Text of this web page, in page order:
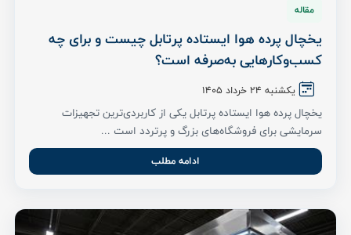
مقاله
یخچال پرده هوا ایستاده پرتابل چیست و برای چه
کسب‌وکارهایی به‌صرفه است؟
یکشنبه ۲۴ خرداد ۱۴۰۵
یخچال پرده هوا ایستاده پرتابل یکی از کاربردی‌ترین تجهیزات
سرمایشی برای فروشگاه‌های بزرگ و پرتردد است ...
ادامه مطلب